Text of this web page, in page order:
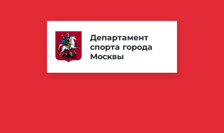
Департамент
спорта города
Москвы